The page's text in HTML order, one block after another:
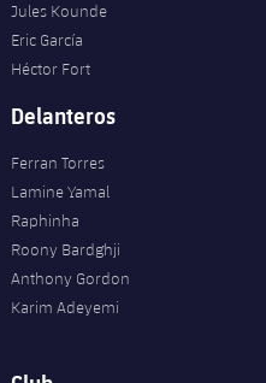
Jules Kounde
Eric García
Héctor Fort
Delanteros
Ferran Torres
Lamine Yamal
Raphinha
Roony Bardghji
Anthony Gordon
Karim Adeyemi